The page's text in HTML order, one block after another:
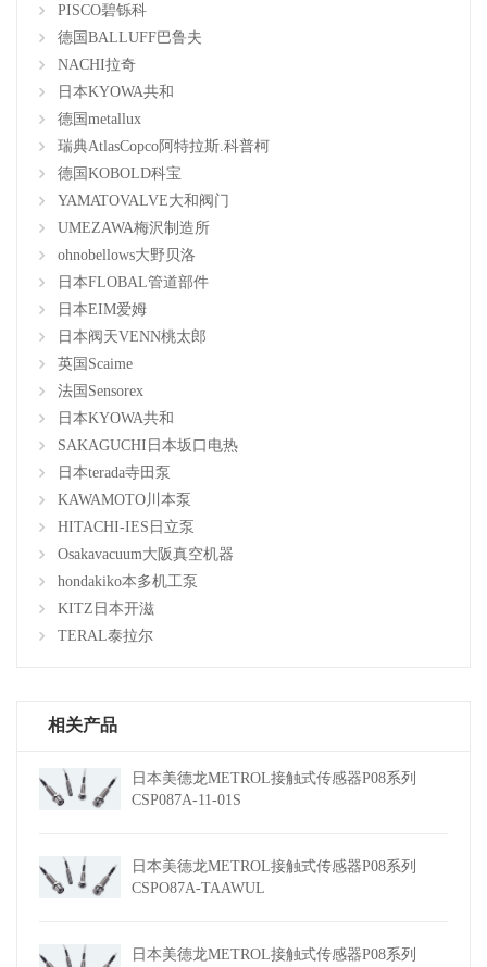
PISCO碧铄科
德国BALLUFF巴鲁夫
NACHI拉奇
日本KYOWA共和
德国metallux
瑞典AtlasCopco阿特拉斯.科普柯
德国KOBOLD科宝
YAMATOVALVE大和阀门
UMEZAWA梅沢制造所
ohnobellows大野贝洛
日本FLOBAL管道部件
日本EIM爱姆
日本阀天VENN桃太郎
英国Scaime
法国Sensorex
日本KYOWA共和
SAKAGUCHI日本坂口电热
日本terada寺田泵
KAWAMOTO川本泵
HITACHI-IES日立泵
Osakavacuum大阪真空机器
hondakiko本多机工泵
KITZ日本开滋
TERAL泰拉尔
相关产品
日本美德龙METROL接触式传感器P08系列
CSP087A-11-01S
日本美德龙METROL接触式传感器P08系列
CSPO87A-TAAWUL
日本美德龙METROL接触式传感器P08系列